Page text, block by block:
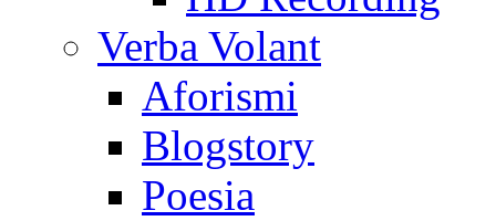
Verba Volant
Aforismi
Blogstory
Poesia